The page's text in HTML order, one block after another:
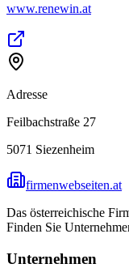
www.renewin.at
Adresse
Feilbachstraße 27
5071 Siezenheim
firmenwebseiten.at
Das österreichische
Finden Sie
Unternehmen